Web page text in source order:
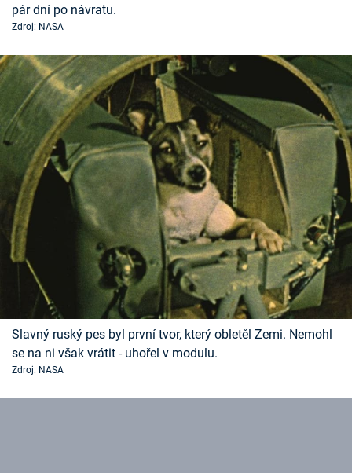
pár dní po návratu.
Zdroj: NASA
Slavný ruský pes byl první tvor, který obletěl Zemi. Nemohl
se na ni však vrátit - uhořel v modulu.
Zdroj: NASA